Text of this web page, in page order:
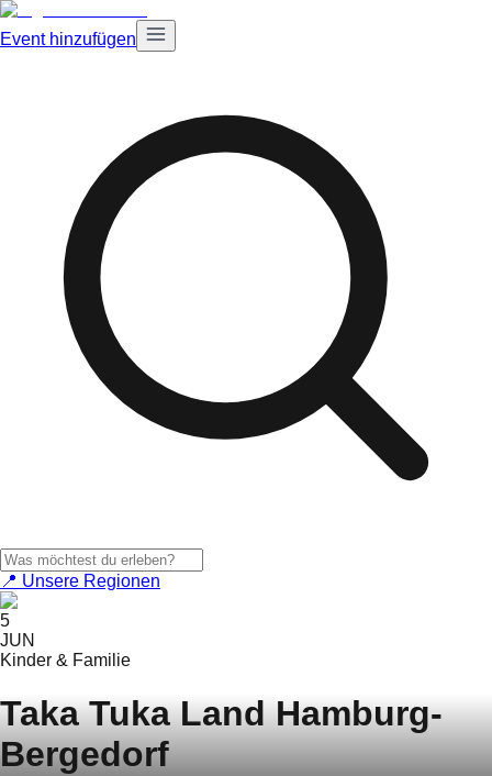
Event hinzufügen
📍 Unsere Regionen
5
JUN
Kinder & Familie
Taka Tuka Land Hamburg-
Bergedorf